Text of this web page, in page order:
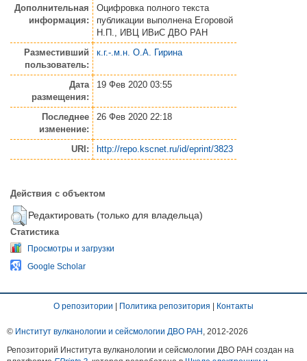
Дополнительная
информация:
Оцифровка полного текста
публикации выполнена Егоровой
Н.П., ИВЦ ИВиС ДВО РАН
Разместивший
пользователь:
к.г.-.м.н. О.А. Гирина
Дата
размещения:
19 Фев 2020 03:55
Последнее
изменение:
26 Фев 2020 22:18
URI: http://repo.kscnet.ru/id/eprint/3823
Действия с объектом
Редактировать (только для владельца)
Статистика
Просмотры и загрузки
Google Scholar
О репозитории | Политика репозитория | Контакты
© Институт вулканологии и сейсмологии ДВО РАН , 2012-2026
Репозиторий Института вулканологии и сейсмологии ДВО РАН создан на